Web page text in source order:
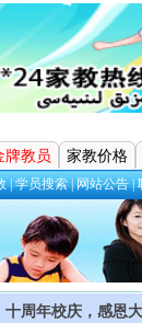
牌教员 家教价格
|学员搜索|网站公告|
周年校庆，感恩大